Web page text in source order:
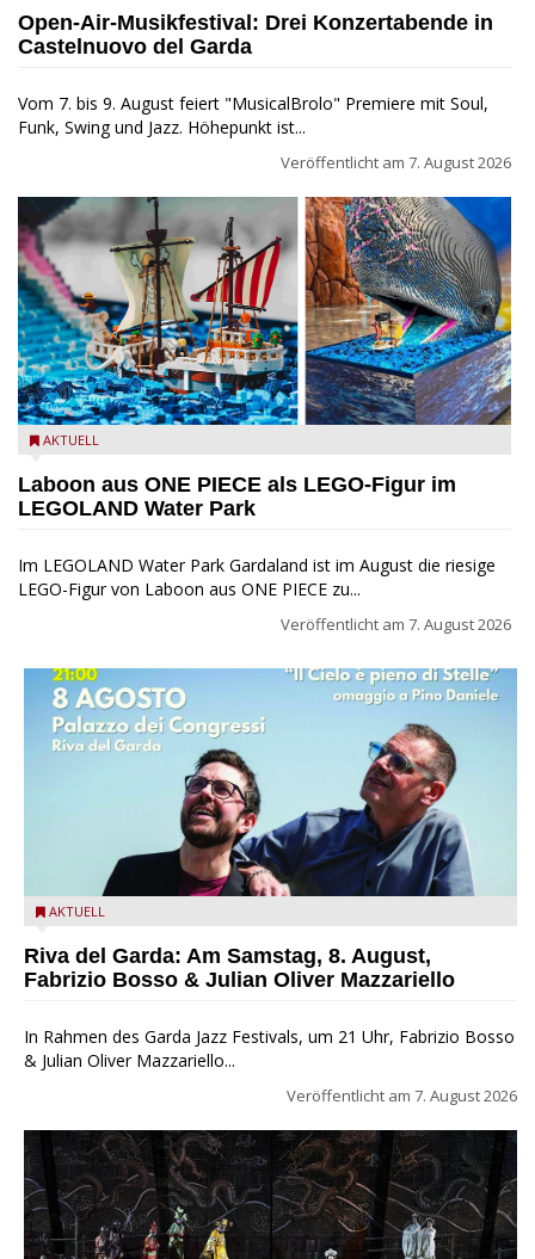
Open-Air-Musikfestival: Drei Konzertabende in
Castelnuovo del Garda
Vom 7. bis 9. August feiert "MusicalBrolo" Premiere mit Soul,
Funk, Swing und Jazz. Höhepunkt ist...
Veröffentlicht am 7. August 2026
Laboon aus ONE PIECE als LEGO-Figur im LEGOLAND Water
AKTUELL
Laboon aus ONE PIECE als LEGO-Figur im
LEGOLAND Water Park
Im LEGOLAND Water Park Gardaland ist im August die riesige
LEGO-Figur von Laboon aus ONE PIECE zu...
Veröffentlicht am 7. August 2026
Fabrizio Bosso & Julian Oliver Mazzariello zu Gast beim Garda
AKTUELL
Riva del Garda: Am Samstag, 8. August,
Fabrizio Bosso & Julian Oliver Mazzariello
In Rahmen des Garda Jazz Festivals, um 21 Uhr, Fabrizio Bosso
& Julian Oliver Mazzariello...
Veröffentlicht am 7. August 2026